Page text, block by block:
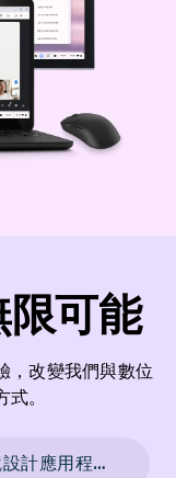
限可能
，改變我們與數位
。
為 XR 頭戴式裝置和有線 XR 眼鏡設計應用程式 →